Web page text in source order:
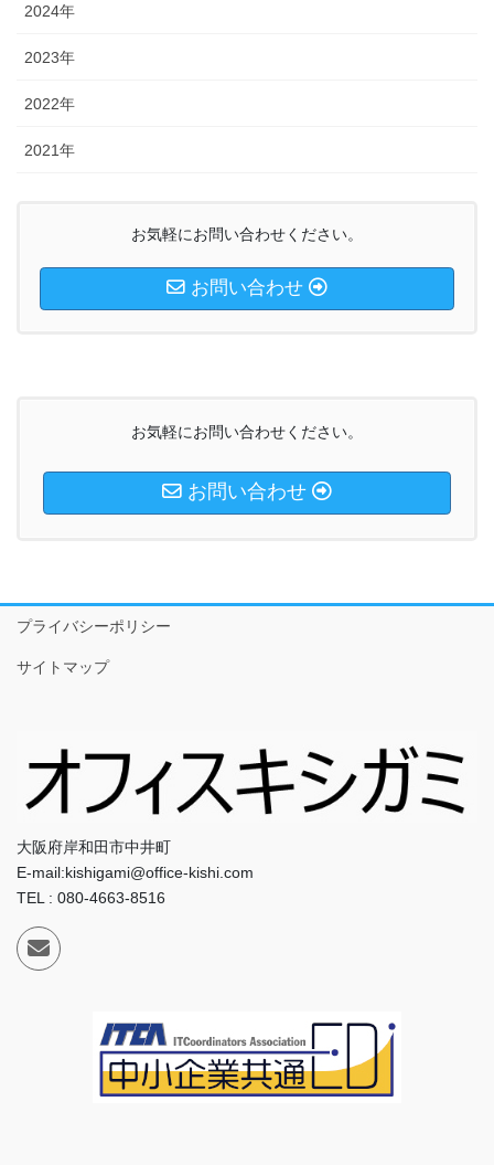
2024年
2023年
2022年
2021年
お気軽にお問い合わせください。
お問い合わせ
お気軽にお問い合わせください。
お問い合わせ
プライバシーポリシー
サイトマップ
大阪府岸和田市中井町
E-mail:kishigami@office-kishi.com
TEL : 080-4663-8516